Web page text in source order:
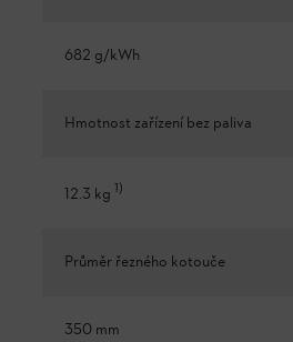
682 g/kWh
Hmotnost zařízení bez paliva
12.3 kg 1)
Průměr řezného kotouče
350 mm